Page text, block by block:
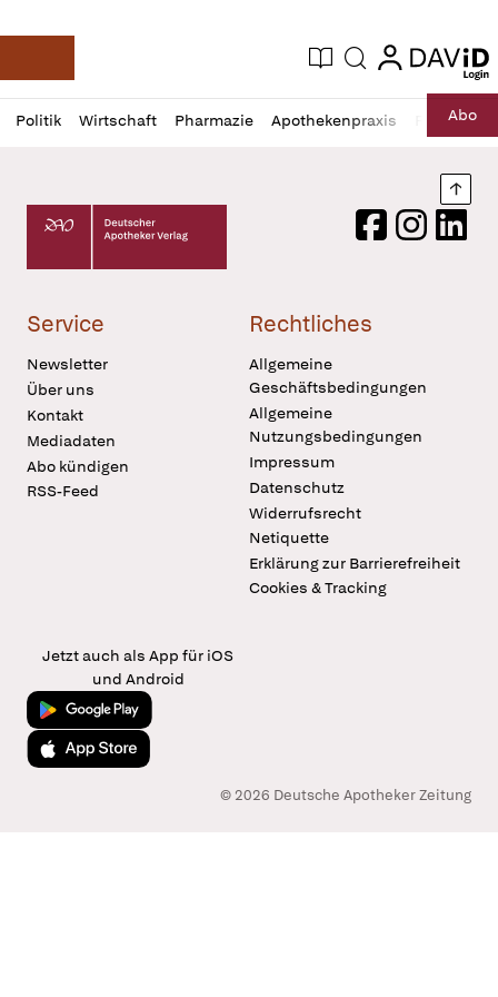
Deutsche Apotheker Zeitung
Aktuelle Ausgabe
Suche login
login
Politik Wirtschaft Pharmazie Apothekenpraxis RechtAbo
Profil
öffnen
Daz
Pur
Deutscher Apotheker Verlag Logo
FacebookInstagram
Service
Newsletter
Über uns
Kontakt
Mediadaten
Abo kündigen
RSS-Feed
Rechtliches
Allgemeine
Geschäftsbedingungen
Allgemeine
Nutzungsbedingungen
Impressum
Datenschutz
Widerrufsrecht
Netiquette
Erklärung zur Barrierefreiheit
Cookies & Tracking
Jetzt auch als App für iOS
und Android
Jetzt bei Google Play
Laden im App Store
© 2026 Deutsche Apotheker Zeitung